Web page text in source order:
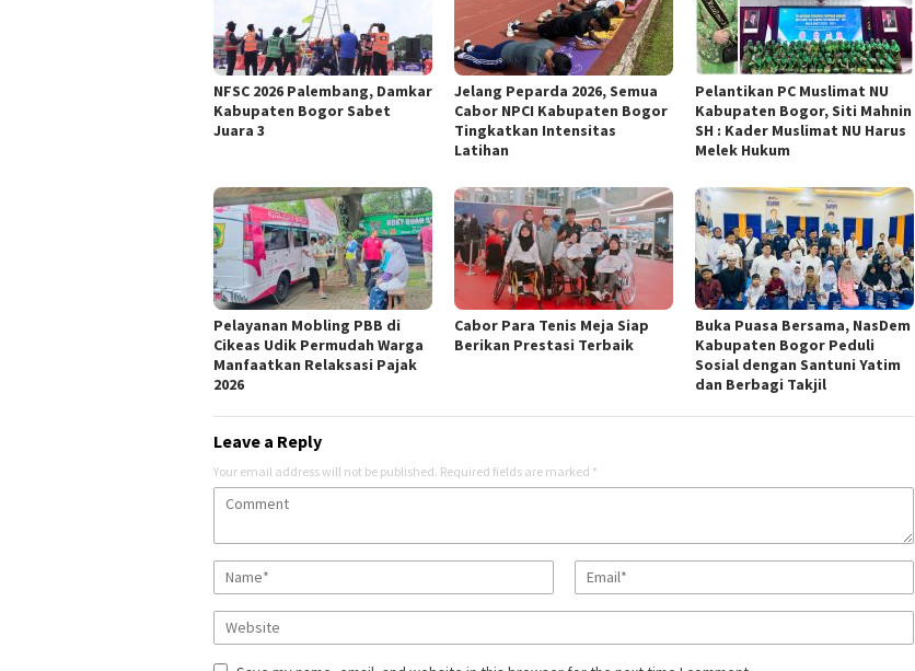
NFSC 2026 Palembang, Damkar
Kabupaten Bogor Sabet
Juara 3
Jelang Peparda 2026, Semua
Cabor NPCI Kabupaten Bogor
Tingkatkan Intensitas
Latihan
Pelantikan PC Muslimat NU
Kabupaten Bogor, Siti Mahnin
SH : Kader Muslimat NU Harus
Melek Hukum
Pelayanan Mobling PBB di
Cikeas Udik Permudah Warga
Manfaatkan Relaksasi Pajak
2026
Cabor Para Tenis Meja Siap
Berikan Prestasi Terbaik
Buka Puasa Bersama, NasDem
Kabupaten Bogor Peduli
Sosial dengan Santuni Yatim
dan Berbagi Takjil
Leave a Reply
Your email address will not be published. Required fields are marked *